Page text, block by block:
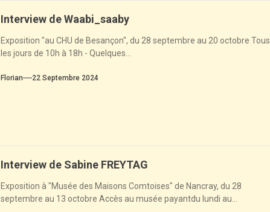
Interview de Waabi_saaby
Exposition "au CHU de Besançon", du 28 septembre au 20 octobre Tous
les jours de 10h à 18h - Quelques...
Florian 22 Septembre 2024
Interview de Sabine FREYTAG
Exposition à "Musée des Maisons Comtoises" de Nancray, du 28
septembre au 13 octobre Accès au musée payantdu lundi au...